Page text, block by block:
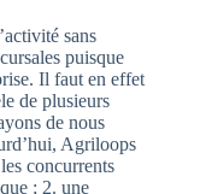
sans
puisque
Il faut en effet
de plusieurs
de nous
Agriloops
concurrents
; 2. une